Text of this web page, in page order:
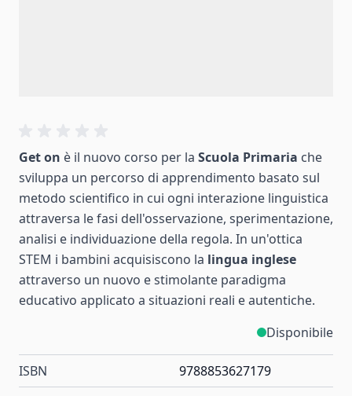
Get on è il nuovo corso per la Scuola Primaria che
sviluppa un percorso di apprendimento basato sul
metodo scientifico in cui ogni interazione linguistica
attraversa le fasi dell'osservazione, sperimentazione,
analisi e individuazione della regola. In un'ottica
STEM i bambini acquisiscono la lingua inglese
attraverso un nuovo e stimolante paradigma
educativo applicato a situazioni reali e autentiche.
Disponibile
ISBN 9788853627179